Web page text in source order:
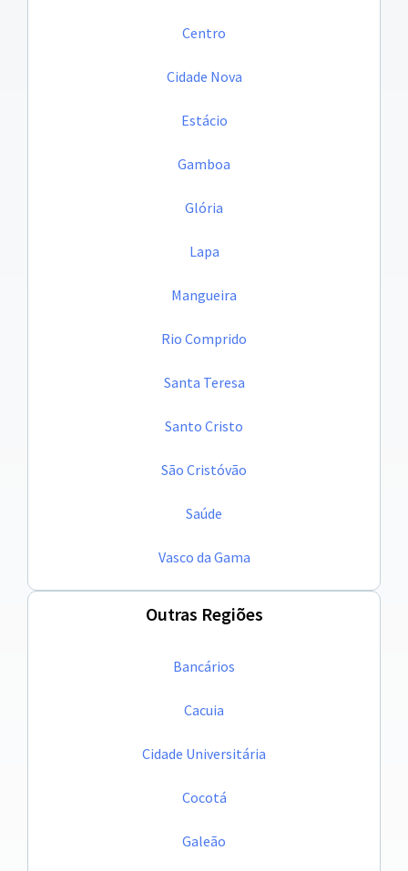
Centro
Cidade Nova
Estácio
Gamboa
Glória
Lapa
Mangueira
Rio Comprido
Santa Teresa
Santo Cristo
São Cristóvão
Saúde
Vasco da Gama
Outras Regiões
Bancários
Cacuia
Cidade Universitária
Cocotá
Galeão